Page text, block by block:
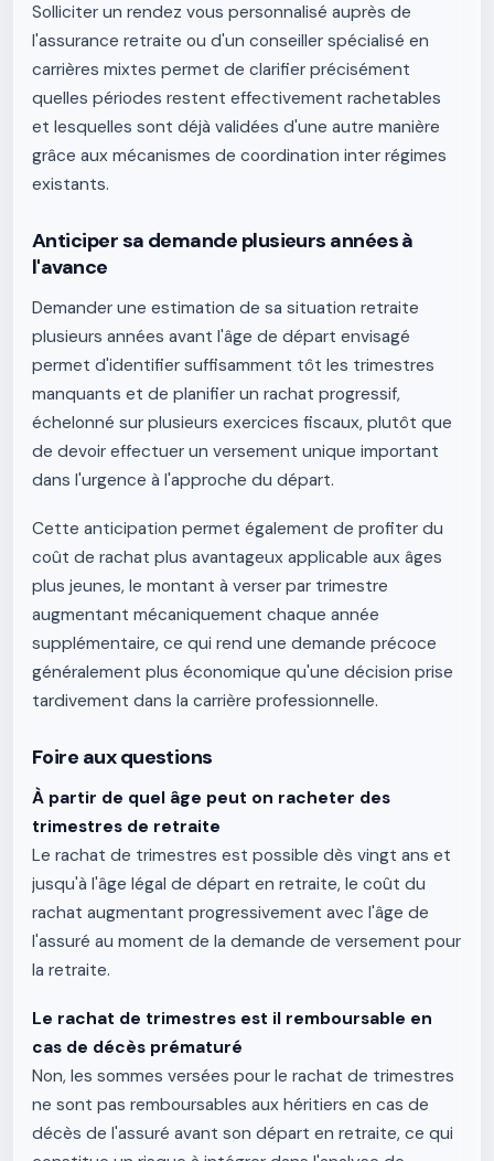
Solliciter un rendez vous personnalisé auprès de
l'assurance retraite ou d'un conseiller spécialisé en
carrières mixtes permet de clarifier précisément
quelles périodes restent effectivement rachetables
et lesquelles sont déjà validées d'une autre manière
grâce aux mécanismes de coordination inter régimes
existants.
Anticiper sa demande plusieurs années à
l'avance
Demander une estimation de sa situation retraite
plusieurs années avant l'âge de départ envisagé
permet d'identifier suffisamment tôt les trimestres
manquants et de planifier un rachat progressif,
échelonné sur plusieurs exercices fiscaux, plutôt que
de devoir effectuer un versement unique important
dans l'urgence à l'approche du départ.
Cette anticipation permet également de profiter du
coût de rachat plus avantageux applicable aux âges
plus jeunes, le montant à verser par trimestre
augmentant mécaniquement chaque année
supplémentaire, ce qui rend une demande précoce
généralement plus économique qu'une décision prise
tardivement dans la carrière professionnelle.
Foire aux questions
À partir de quel âge peut on racheter des
trimestres de retraite
Le rachat de trimestres est possible dès vingt ans et
jusqu'à l'âge légal de départ en retraite, le coût du
rachat augmentant progressivement avec l'âge de
l'assuré au moment de la demande de versement pour
la retraite.
Le rachat de trimestres est il remboursable en
cas de décès prématuré
Non, les sommes versées pour le rachat de trimestres
ne sont pas remboursables aux héritiers en cas de
décès de l'assuré avant son départ en retraite, ce qui